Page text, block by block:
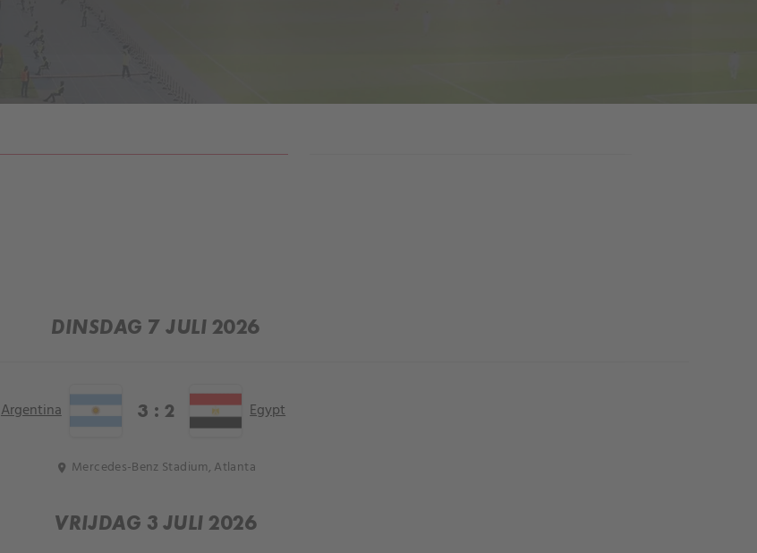
DINSDAG 7 JULI 2026
Argentina 3 : 2 Egypt
location_on Mercedes-Benz Stadium, Atlanta
VRIJDAG 3 JULI 2026